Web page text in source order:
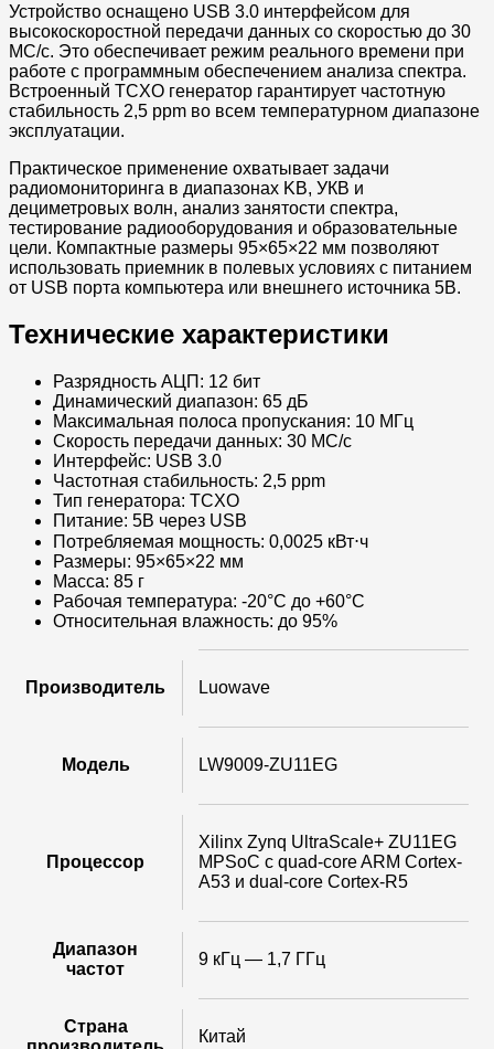
Устройство оснащено USB 3.0 интерфейсом для
высокоскоростной передачи данных со скоростью до 30
МС/с. Это обеспечивает режим реального времени при
работе с программным обеспечением анализа спектра.
Встроенный TCXO генератор гарантирует частотную
стабильность 2,5 ppm во всем температурном диапазоне
эксплуатации.
Практическое применение охватывает задачи
радиомониторинга в диапазонах KB, УКВ и
дециметровых волн, анализ занятости спектра,
тестирование радиооборудования и образовательные
цели. Компактные размеры 95×65×22 мм позволяют
использовать приемник в полевых условиях с питанием
от USB порта компьютера или внешнего источника 5В.
Технические характеристики
Разрядность АЦП: 12 бит
Динамический диапазон: 65 дБ
Максимальная полоса пропускания: 10 МГц
Скорость передачи данных: 30 МС/с
Интерфейс: USB 3.0
Частотная стабильность: 2,5 ppm
Тип генератора: TCXO
Питание: 5В через USB
Потребляемая мощность: 0,0025 кВт⋅ч
Размеры: 95×65×22 мм
Масса: 85 г
Рабочая температура: -20°C до +60°C
Относительная влажность: до 95%
Производитель Luowave
Модель LW9009-ZU11EG
Процессор
Xilinx Zynq UltraScale+ ZU11EG
MPSoC с quad-core ARM Cortex-
A53 и dual-core Cortex-R5
Диапазон
частот
9 кГц — 1,7 ГГц
Страна
Китай